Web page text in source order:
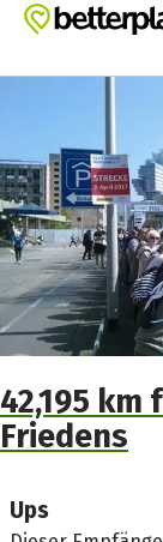
Zum Hauptinhalt
Erklärung zur
42,195
Friedens
Ups